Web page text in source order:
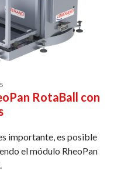
RotaBall con
importante, es posible
el módulo RheoPan